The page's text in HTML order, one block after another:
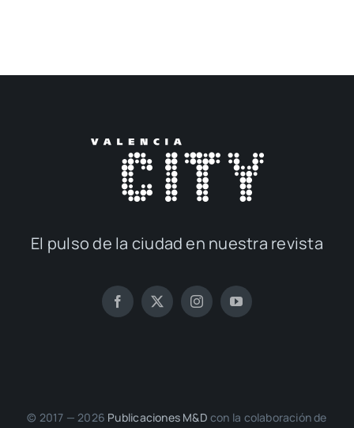
El pul­so de la ciu­dad en nues­tra revis­ta
© 2017 — 2026 Publi­ca­cio­nes M&D con la cola­bo­ra­ción de